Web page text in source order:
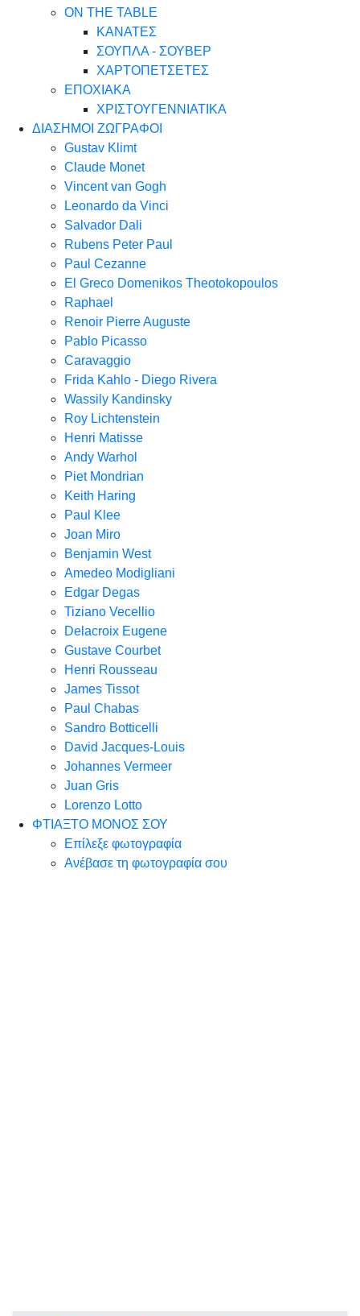
ON THE TABLE
ΚΑΝΑΤΕΣ
ΣΟΥΠΛΑ - ΣΟΥΒΕΡ
ΧΑΡΤΟΠΕΤΣΕΤΕΣ
ΕΠΟΧΙΑΚΑ
ΧΡΙΣΤΟΥΓΕΝΝΙΑΤΙΚΑ
ΔΙΑΣΗΜΟΙ ΖΩΓΡΑΦΟΙ
Gustav Klimt
Claude Monet
Vincent van Gogh
Leonardo da Vinci
Salvador Dali
Rubens Peter Paul
Paul Cezanne
El Greco Domenikos Theotokopoulos
Raphael
Renoir Pierre Auguste
Pablo Picasso
Caravaggio
Frida Kahlo - Diego Rivera
Wassily Kandinsky
Roy Lichtenstein
Henri Matisse
Andy Warhol
Piet Mondrian
Keith Haring
Paul Klee
Joan Miro
Benjamin West
Amedeo Modigliani
Edgar Degas
Tiziano Vecellio
Delacroix Eugene
Gustave Courbet
Henri Rousseau
James Tissot
Paul Chabas
Sandro Botticelli
David Jacques-Louis
Johannes Vermeer
Juan Gris
Lorenzo Lotto
ΦΤΙΑΞΤΟ ΜΟΝΟΣ ΣΟΥ
Επίλεξε φωτογραφία
Ανέβασε τη φωτογραφία σου